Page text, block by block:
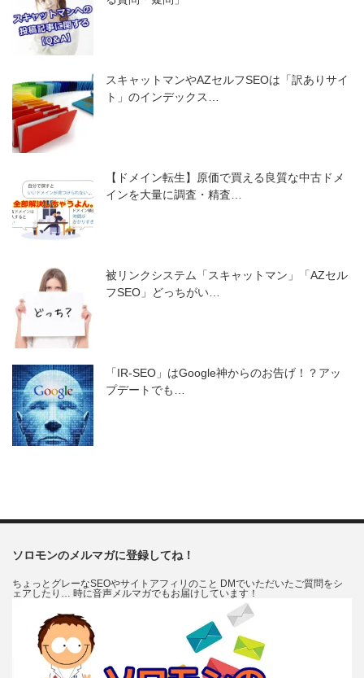
スキャットマンやAZセルフSEOは「訳ありサイ
ト」のインデックス…
【ドメイン転生】原価で買える良質な中古ドメ
インを大量に調査・精査…
被リンクシステム「スキャットマン」「AZセル
フSEO」どっちがい…
「IR-SEO」はGoogle神からのお告げ！？アッ
プデートでも…
ソロモンのメルマガに登録してね！
ちょっとグレーなSEOやサイトアフィリのこと DMでいただいたご質問をシ
ェアしたり… 時に音声メルマガでもお届けしています！